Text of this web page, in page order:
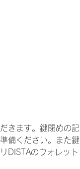
きます。鍵閉めの記
備ください。また鍵
DISTAのウォレット